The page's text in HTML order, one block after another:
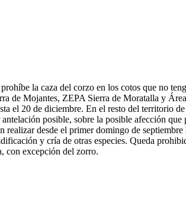
la caza del corzo en los cotos que no
de Mojantes, ZEPA Sierra de Moratalla y
el 20 de diciembre. En el resto del territorio
posible, sobre la posible afección que
desde el primer domingo de
y cría de otras especies. Queda
con excepción del zorro.